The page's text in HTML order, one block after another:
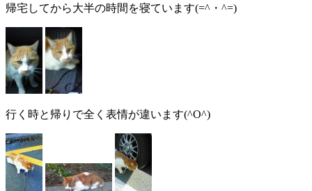
帰宅してから大半の時間を寝ています(=^・^=)
行く時と帰りで全く表情が違います(^O^)